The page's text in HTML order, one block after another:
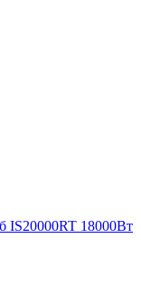
IS20000RT 18000Вт